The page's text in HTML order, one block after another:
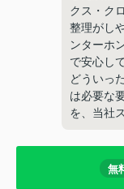
クス・ク
整理がし
ンターホ
で安心し
どういっ
は必要な
を、当社
無